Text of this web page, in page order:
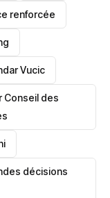
renforcée
Vucic
Conseil des
décisions